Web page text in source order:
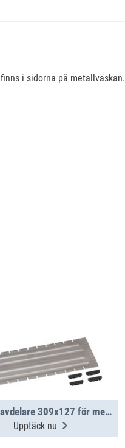
i sidorna på metallväskan.
Slitsad avdelare 309x127 för metallväska WM 340/341
Upptäck nu